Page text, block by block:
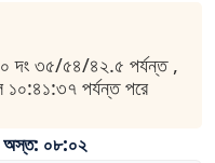
দং ৩৫/৫৪/৪২.৫ পর্যন্ত ,
১০:৪১:৩৭ পর্যন্ত পরে
০৮:০২